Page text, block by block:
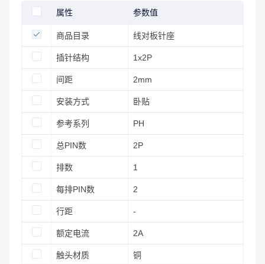
属性 参数值
商品目录 线对板针座
插针结构 1x2P
间距 2mm
安装方式 卧贴
参考系列 PH
总PIN数 2P
排数 1
每排PIN数 2
行距 -
额定电流 2A
触头材质 铜